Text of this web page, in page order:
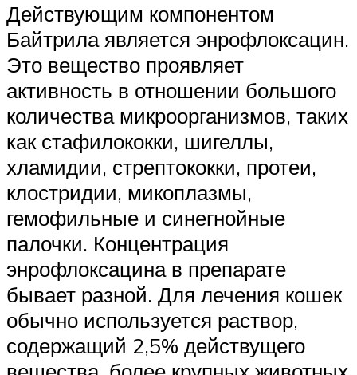
Действующим компонентом
Байтрила является энрофлоксацин.
Это вещество проявляет
активность в отношении большого
количества микроорганизмов, таких
как стафилококки, шигеллы,
хламидии, стрептококки, протеи,
клостридии, микоплазмы,
гемофильные и синегнойные
палочки. Концентрация
энрофлоксацина в препарате
бывает разной. Для лечения кошек
обычно используется раствор,
содержащий 2,5% действущего